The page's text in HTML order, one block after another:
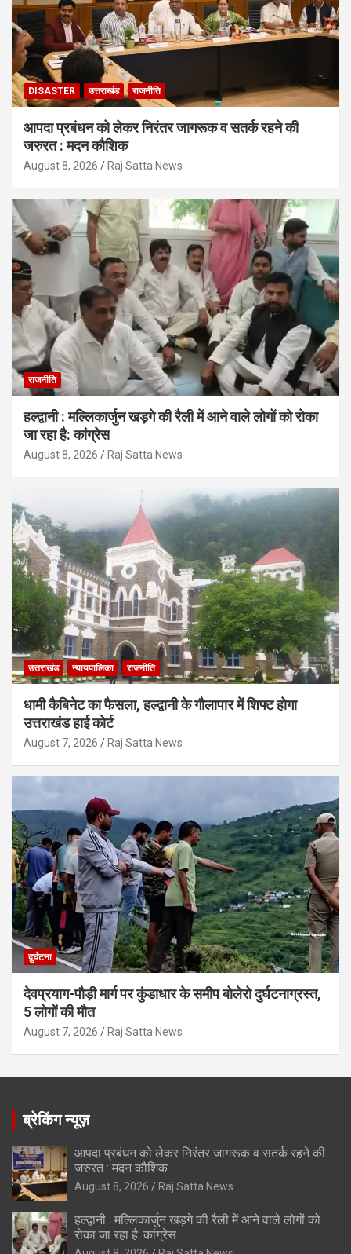
DISASTER उत्तराखंड राजनीति
आपदा प्रबंधन को लेकर निरंतर जागरूक व सतर्क रहने की
जरुरत : मदन कौशिक
August 8, 2026 Raj Satta News
राजनीति
हल्द्वानी : मल्लिकार्जुन खड़गे की रैली में आने वाले लोगों को रोका
जा रहा है: कांग्रेस
August 8, 2026 Raj Satta News
उत्तराखंड न्यायपालिका राजनीति
धामी कैबिनेट का फैसला, हल्द्वानी के गौलापार में शिफ्ट होगा
उत्तराखंड हाई कोर्ट
August 7, 2026 Raj Satta News
दुर्घटना
देवप्रयाग-पौड़ी मार्ग पर कुंडाधार के समीप बोलेरो दुर्घटनाग्रस्त,
5 लोगों की मौत
August 7, 2026 Raj Satta News
ब्रेकिंग न्यूज़
आपदा प्रबंधन को लेकर निरंतर जागरूक व सतर्क रहने की
जरुरत : मदन कौशिक
August 8, 2026 Raj Satta News
हल्द्वानी : मल्लिकार्जुन खड़गे की रैली में आने वाले लोगों को
रोका जा रहा है: कांग्रेस